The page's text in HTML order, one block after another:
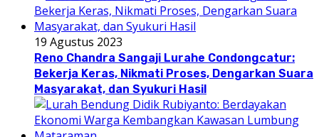
19 Agustus 2023
Reno Chandra Sangaji Lurahe Condongcatur:
Bekerja Keras, Nikmati Proses, Dengarkan Suara
Masyarakat, dan Syukuri Hasil